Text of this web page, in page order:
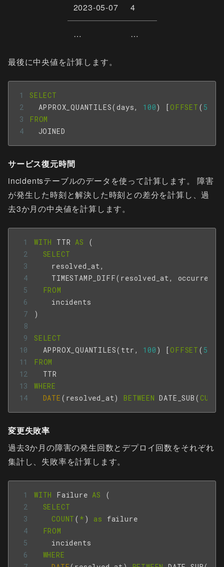
2023-05-07 4
… …
最後に中央値を計算します。
SELECT
APPROX_QUANTILES(days, 100) [ OFFSET ( 50
FROM
JOINED
サービス復元時間
incidentsテーブルのデータを使って計算します。 障害
が発生した時刻と解決した時刻との差分を計算し、過
去3か月の中央値を計算します。
WITH TTR AS
(
SELECT
resolved_at ,
TIMESTAMP_DIFF( resolved_at ,
FROM
incidents
)
SELECT
APPROX_QUANTILES( ttr , 100 ) [ OFFSET ( 50
FROM
TTR
WHERE
DATE ( resolved_at) BETWEEN DATE_SUB (
変更失敗率
過去3か月の障害の発生回数とデプロイ回数をそれぞれ
集計し、失敗率を計算します。
WITH Failure AS
(
SELECT
COUNT ( * ) as
failure
FROM
incidents
WHERE